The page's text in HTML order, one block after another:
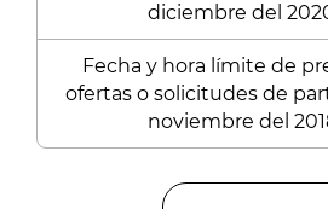
diciembre del
Fecha y hora límite de
ofertas o solicitudes de
noviembre del